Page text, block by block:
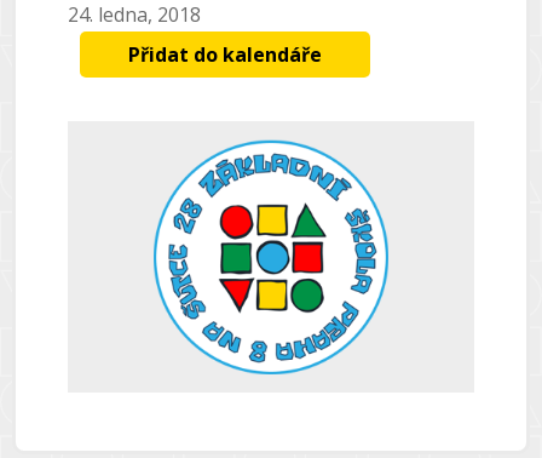
24. ledna, 2018
Přidat do kalendáře